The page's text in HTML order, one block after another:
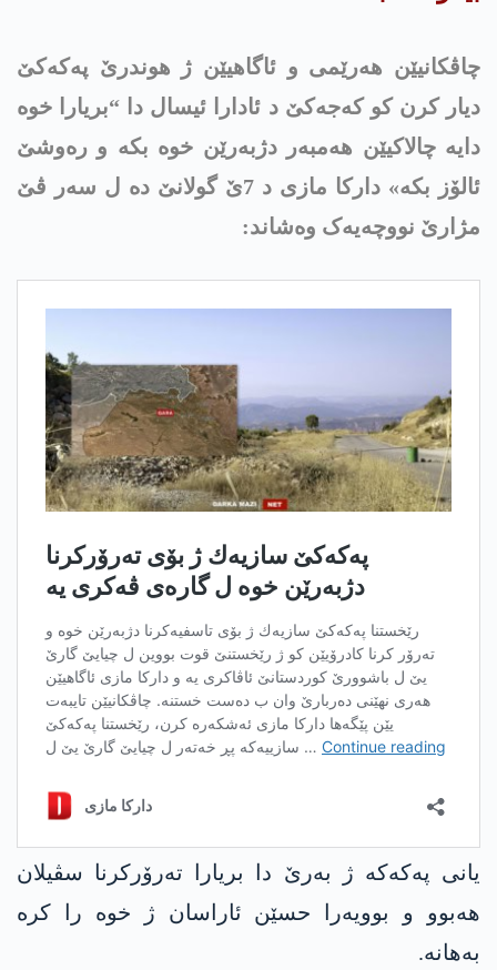
چاڤکانیێن هەرێمی و ئاگاهیێن ژ هوندرێ په‌كه‌كێ
دیار کرن کو كه‌جه‌كێ د ئادارا ئیسال دا “بریارا خوە
دایە چالاکیێن هەمبەر دژبه‌رێن خوە بکە و رەوشێ
ئالۆز بکە» دارکا مازی د 7ێ گولانێ دە ل سەر ڤێ
مژارێ نووچەیەک وەشاند:
یانی په‌كه‌كە ژ بەرێ دا بریارا تەرۆرکرنا سڤیلان
هەبوو و بوویەرا حسێن ئاراسان ژ خوە را کرە
به‌هانه‌.